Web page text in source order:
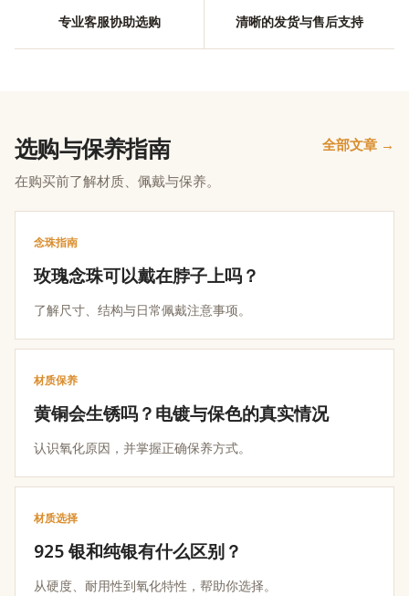
专业客服协助选购 清晰的发货与售后支持
选购与保养指南
在购买前了解材质、佩戴与保养。
全部文章 →
念珠指南
玫瑰念珠可以戴在脖子上吗？
了解尺寸、结构与日常佩戴注意事项。
材质保养
黄铜会生锈吗？电镀与保色的真实情况
认识氧化原因，并掌握正确保养方式。
材质选择
925 银和纯银有什么区别？
从硬度、耐用性到氧化特性，帮助你选择。